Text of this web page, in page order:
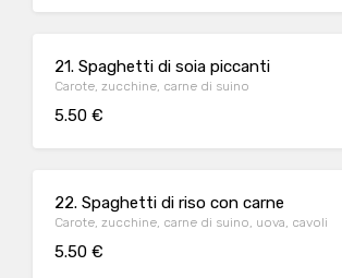
21. Spaghetti di soia piccanti
Carote, zucchine, carne di suino
5.50 €
22. Spaghetti di riso con carne
Carote, zucchine, carne di suino, uova, cavoli
5.50 €